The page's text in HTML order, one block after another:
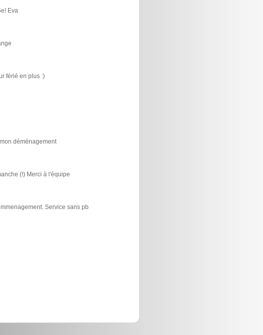
Eva
férié en plus :)
déménagement
(!) Merci à l'équipe
Service sans pb